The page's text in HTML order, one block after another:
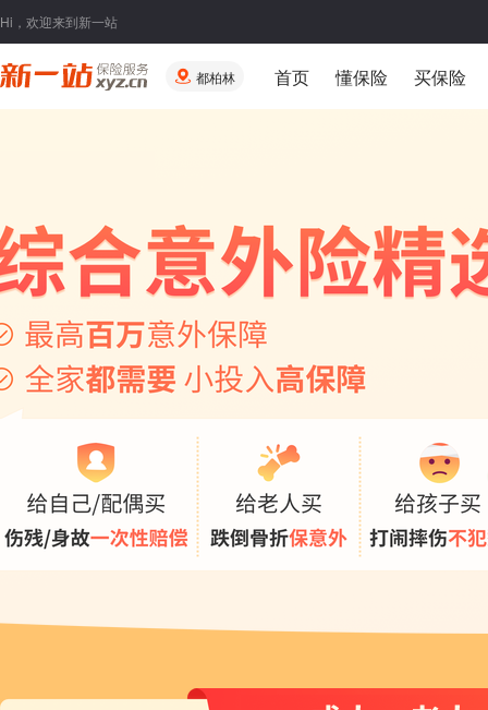
Hi，欢迎来到新一站
都柏林 首页 懂保险 买保险